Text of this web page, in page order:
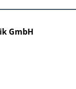
GmbH